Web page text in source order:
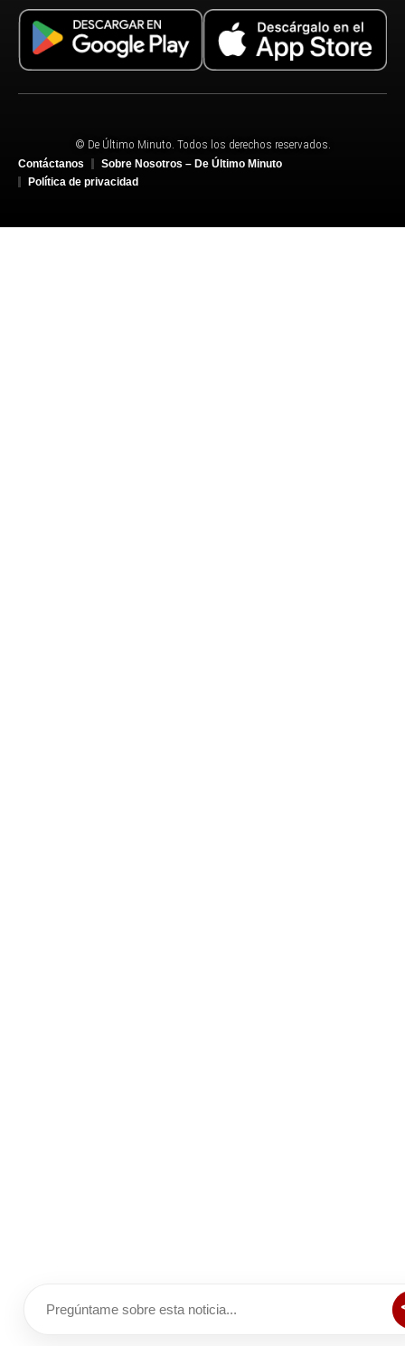
© De Último Minuto. Todos los derechos reservados.
Contáctanos
Sobre Nosotros – De Último Minuto
Política de privacidad